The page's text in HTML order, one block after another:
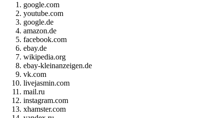
google.com
youtube.com
google.de
amazon.de
facebook.com
ebay.de
wikipedia.org
ebay-kleinanzeigen.de
vk.com
livejasmin.com
mail.ru
instagram.com
xhamster.com